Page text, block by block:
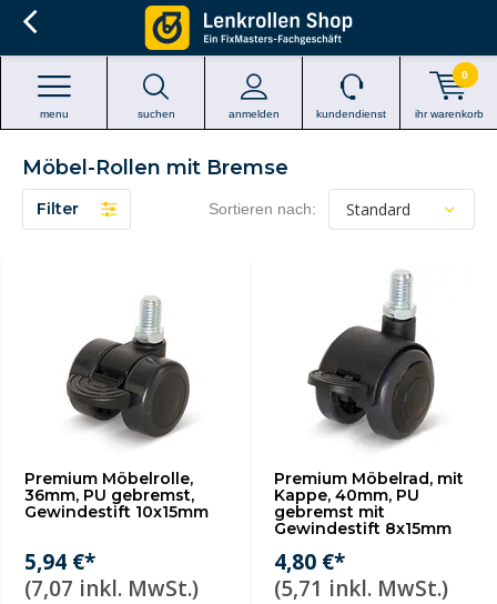
suchen anmelden
menu kundendienst ihr warenkorb
0
Möbel-Rollen mit Bremse
Filter Sortieren nach:
Premium Möbelrolle,
36mm, PU gebremst,
Gewindestift 10x15mm
5,94 €*
(7,07 inkl. MwSt.)
Premium Möbelrad, mit
Kappe, 40mm, PU
gebremst mit
Gewindestift 8x15mm
4,80 €*
(5,71 inkl. MwSt.)